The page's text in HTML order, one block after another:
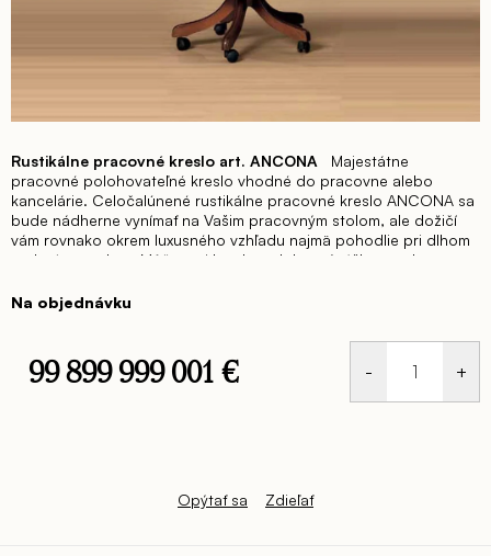
Rustikálne pracovné kreslo art. ANCONA
Majestátne
pracovné polohovateľné kreslo vhodné do pracovne alebo
kancelárie. Celočalúnené rustikálne pracovné kreslo ANCONA sa
bude nádherne vynímať na Vašim pracovným stolom, ale dožičí
vám rovnako okrem luxusného vzhľadu najmä pohodlie pri dlhom
sedení za stolom.
Môžete si kreslo polohovať výškovo, ale
pri hojdavom pohybe. Túto funkciu naozaj oceníte pri hlbokom
Neváhajte a splňte si svoj sen o exkluzívnom
pracovnom kresle.
Rozmer kresla: š. 80 hl. 90 v. 112 cm
Výška sedu 46 cm / Hĺbka sedu 57 cm
Na objednávku
99 899 999 001 €
Opýtať sa Zdieľať